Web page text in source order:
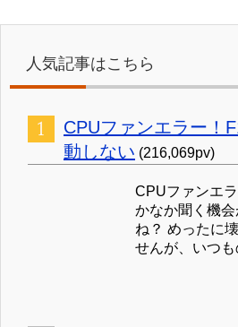
人気記事はこちら
CPUファンエラー！
動しない (216,069pv)
CPUファンエ
かなか聞く機
ね？ めったに
せんが、いつ